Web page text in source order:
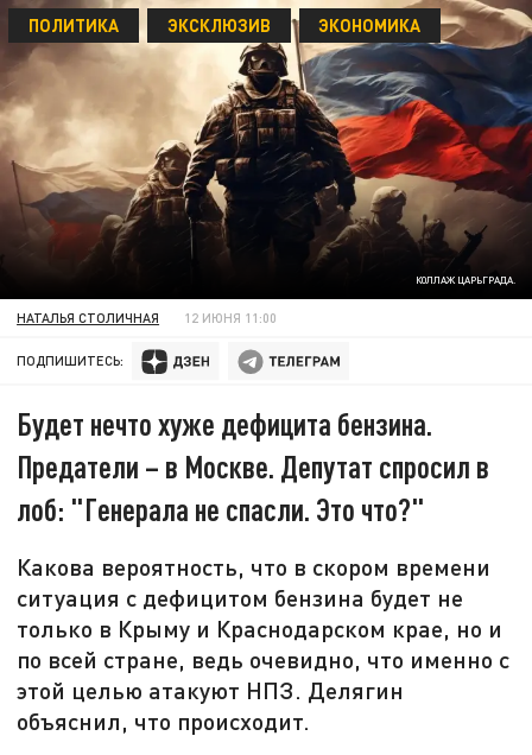
КОЛЛАЖ ЦАРЬГРАДА.
ПОЛИТИКА ЭКСКЛЮЗИВ ЭКОНОМИКА
НАТАЛЬЯ СТОЛИЧНАЯ 12 ИЮНЯ 11:00
ПОДПИШИТЕСЬ:
Будет нечто хуже дефицита бензина.
Предатели – в Москве. Депутат спросил в
лоб: "Генерала не спасли. Это что?"
Какова вероятность, что в скором времени
ситуация с дефицитом бензина будет не
только в Крыму и Краснодарском крае, но и
по всей стране, ведь очевидно, что именно с
этой целью атакуют НПЗ. Делягин
объяснил, что происходит.